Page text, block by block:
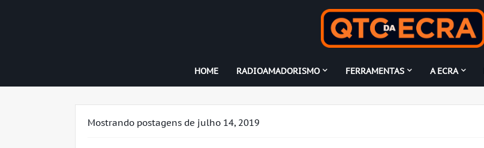
HOME RADIOAMADORISMO FERRAMENTAS A ECRA
Mostrando postagens de julho 14, 2019